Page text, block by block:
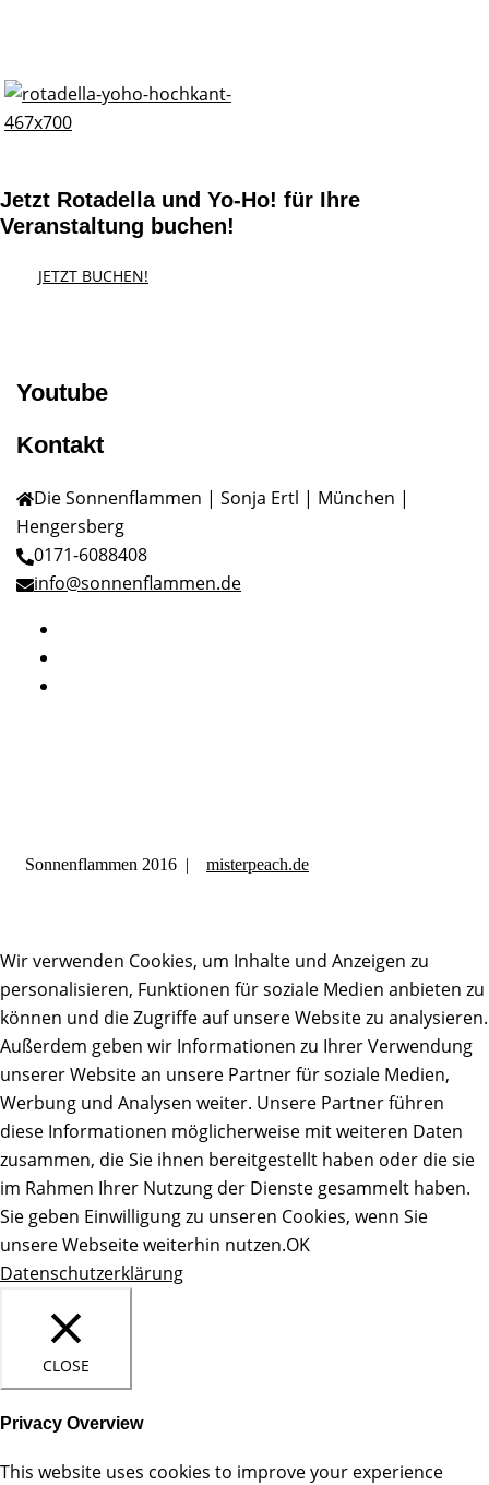
Jetzt Rotadella und Yo-Ho! für Ihre
Veranstaltung buchen!
JETZT BUCHEN!
Youtube
Kontakt
Die Sonnenflammen | Sonja Ertl | München |
Hengersberg
0171-6088408
info@sonnenflammen.de
Sonnenflammen 2016 | misterpeach.de
Wir verwenden Cookies, um Inhalte und Anzeigen zu
personalisieren, Funktionen für soziale Medien anbieten zu
können und die Zugriffe auf unsere Website zu analysieren.
Außerdem geben wir Informationen zu Ihrer Verwendung
unserer Website an unsere Partner für soziale Medien,
Werbung und Analysen weiter. Unsere Partner führen
diese Informationen möglicherweise mit weiteren Daten
zusammen, die Sie ihnen bereitgestellt haben oder die sie
im Rahmen Ihrer Nutzung der Dienste gesammelt haben.
Sie geben Einwilligung zu unseren Cookies, wenn Sie
unsere Webseite weiterhin nutzen.OK
Datenschutzerklärung
CLOSE
Privacy Overview
This website uses cookies to improve your experience